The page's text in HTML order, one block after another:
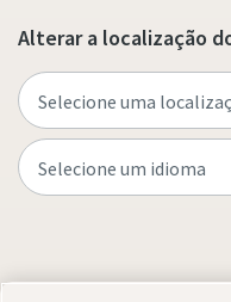
Alterar a localização